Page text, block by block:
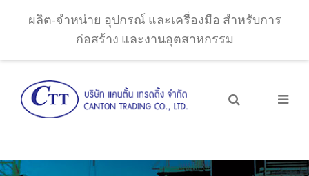
ผลิต-จำหน่าย อุปกรณ์ และเครื่องมือ สำหรับการ
ก่อสร้าง และงานอุตสาหกรรม